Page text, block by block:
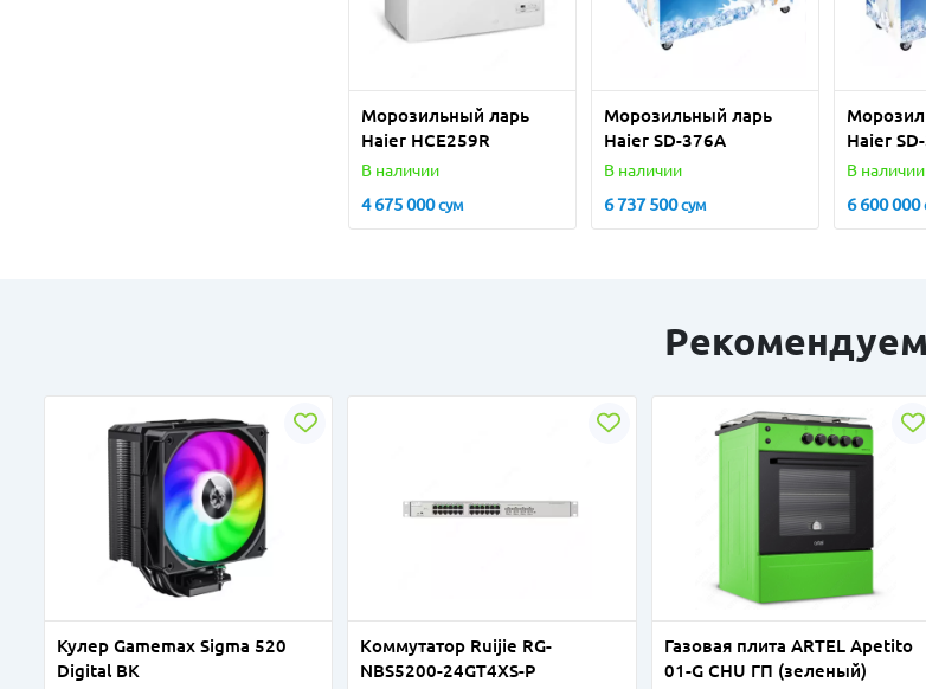
Морозильный ларь
Haier HCE259R
В наличии
4 675 000сум
Морозильный ларь
Haier SD-376A
В наличии
6 737 500сум
Haier
В наличии
6 600 000
Рекомендуем
Кулер Gamemax Sigma 520
Digital BK
Коммутатор Ruijie RG-
NBS5200-24GT4XS-P
Газовая плита ARTEL Apetito
01-G CHU ГП (зеленый)